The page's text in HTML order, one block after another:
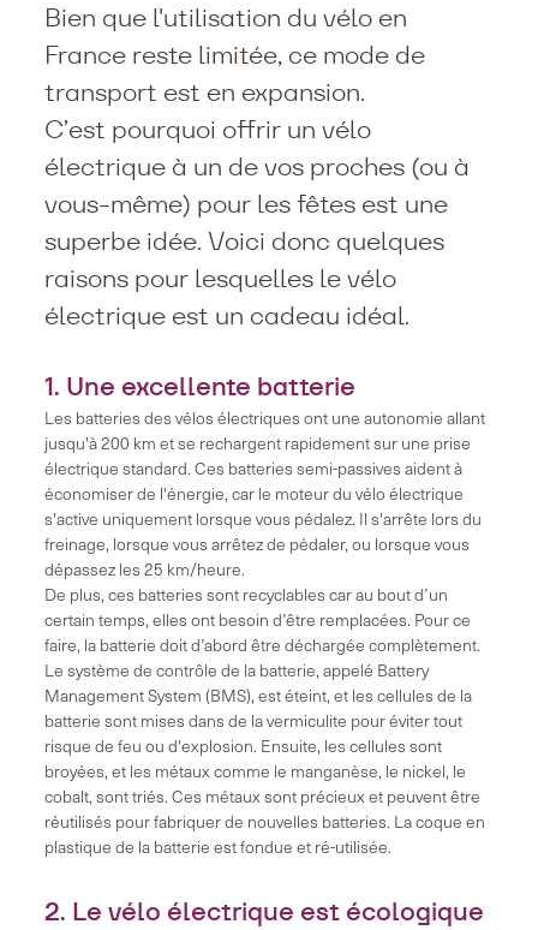
Bien que l'utilisation du vélo en
France reste limitée, ce mode de
transport est en expansion.
C’est pourquoi offrir un vélo
électrique à un de vos proches (ou à
vous-même) pour les fêtes est une
superbe idée. Voici donc quelques
raisons pour lesquelles le vélo
électrique est un cadeau idéal.
1. Une excellente batterie
Les batteries des vélos électriques ont une autonomie allant
jusqu'à 200 km et se rechargent rapidement sur une prise
électrique standard. Ces batteries semi-passives aident à
économiser de l'énergie, car le moteur du vélo électrique
s'active uniquement lorsque vous pédalez. Il s'arrête lors du
freinage, lorsque vous arrêtez de pédaler, ou lorsque vous
dépassez les 25 km/heure.
De plus, ces batteries sont recyclables car au bout d’un
certain temps, elles ont besoin d’être remplacées. Pour ce
faire, la batterie doit d’abord être déchargée complètement.
Le système de contrôle de la batterie, appelé Battery
Management System (BMS), est éteint, et les cellules de la
batterie sont mises dans de la vermiculite pour éviter tout
risque de feu ou d'explosion. Ensuite, les cellules sont
broyées, et les métaux comme le manganèse, le nickel, le
cobalt, sont triés. Ces métaux sont précieux et peuvent être
réutilisés pour fabriquer de nouvelles batteries. La coque en
plastique de la batterie est fondue et ré-utilisée.
2. Le vélo électrique est écologique